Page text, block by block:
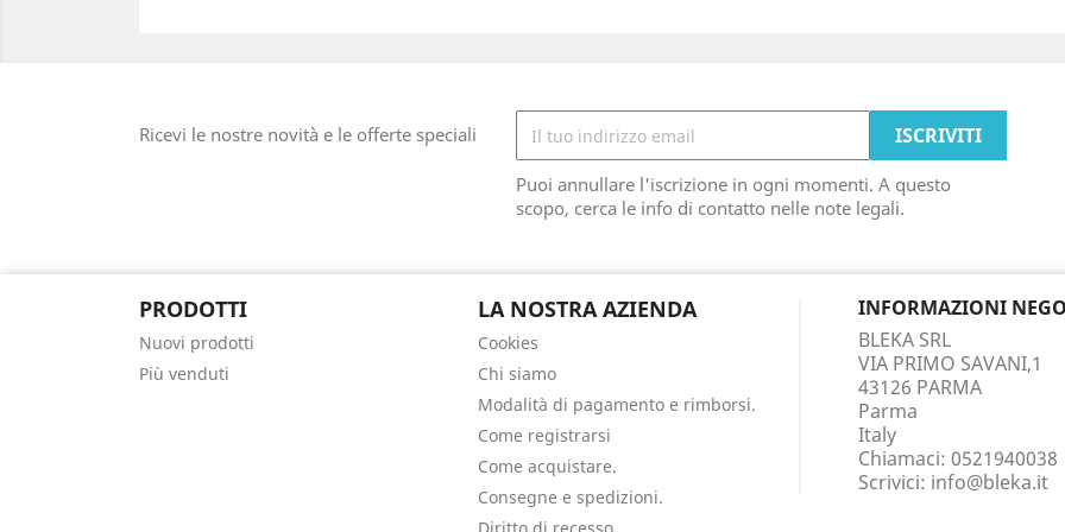
Ricevi le nostre novità e le offerte speciali
Puoi annullare l'iscrizione in ogni momenti. A questo
scopo, cerca le info di contatto nelle note legali.
PRODOTTI
Nuovi prodotti
Più venduti
LA NOSTRA AZIENDA
Cookies
Chi siamo
Modalità di pagamento e rimborsi.
Come registrarsi
Come acquistare.
Consegne e spedizioni.
INFORMAZIONI
BLEKA SRL
VIA PRIMO SAVANI,1
43126 PARMA
Parma
Italy
Chiamaci: 0521940038
Scrivici: info@bleka.it